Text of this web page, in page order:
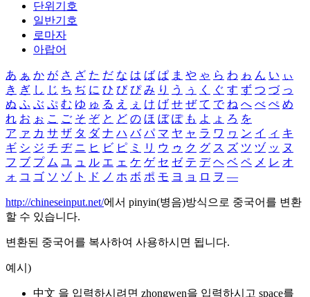
단위기호
일반기호
로마자
아랍어
あ ぁ か が さ ざ た だ な は ば ぱ ま や ゃ ら わ ゎ ん い ぃ
き ぎ し じ ち ぢ に ひ び ぴ み り う ぅ く ぐ す ず つ づ っ
ぬ ふ ぶ ぷ む ゆ ゅ る え ぇ け げ せ ぜ て で ね へ べ ぺ め
れ お ぉ こ ご そ ぞ と ど の ほ ぼ ぽ も よ ょ ろ を
ア ァ カ サ ザ タ ダ ナ ハ バ パ マ ヤ ャ ラ ワ ヮ ン イ ィ キ
ギ シ ジ チ ヂ ニ ヒ ビ ピ ミ リ ウ ゥ ク グ ス ズ ツ ヅ ッ ヌ
フ ブ プ ム ユ ュ ル エ ェ ケ ゲ セ ゼ テ デ ヘ ベ ペ メ レ オ
ォ コ ゴ ソ ゾ ト ド ノ ホ ボ ポ モ ヨ ョ ロ ヲ ―
http://chineseinput.net/에서 pinyin(병음)방식으로 중국어를 변환
할 수 있습니다.
변환된 중국어를 복사하여 사용하시면 됩니다.
예시)
中文 을 입력하시려면 zhongwen을 입력하시고 space를